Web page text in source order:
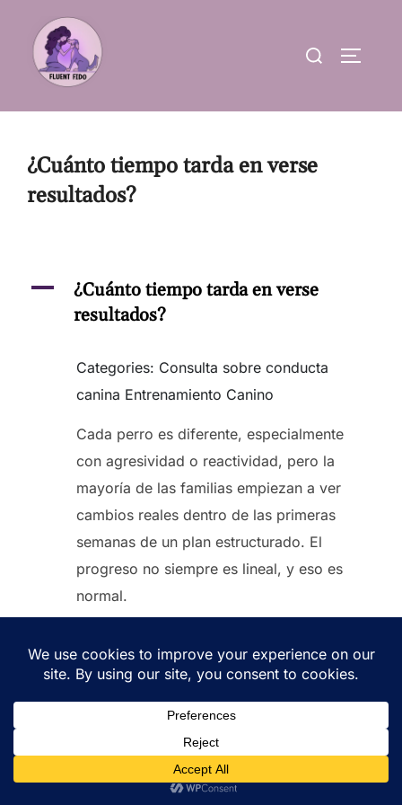
content
Search
¿Cuánto tiempo tarda en verse
resultados?
A
¿Cuánto tiempo tarda en verse
resultados?
Categories: Consulta sobre conducta
canina Entrenamiento Canino
Cada perro es diferente, especialmente
con agresividad o reactividad, pero la
mayoría de las familias empiezan a ver
cambios reales dentro de las primeras
semanas de un plan estructurado. El
progreso no siempre es lineal, y eso es
normal.